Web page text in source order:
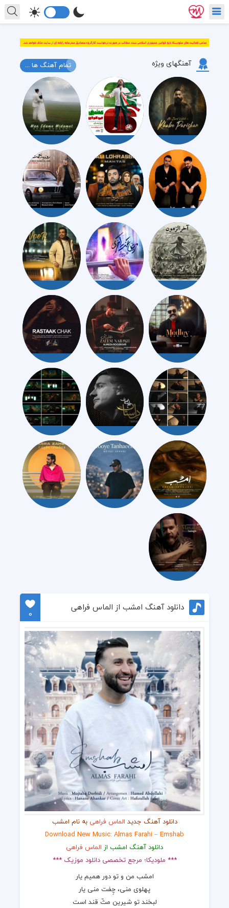
آهنگهای ویژه تمام آهنگ ها ...
دانلود آهنگ امشب از الماس فراهی
0
دانلود آهنگ جدید الماس فراهی به نام امشب
Download New Music: Almas Farahi – Emshab
دانلود آهنگ امشب از الماس فراهی
*** ملودیکا؛ مرجع تخصصی دانلود موزیک ***
امشب من و تو دور همیم یار
پهلوی منی، چِفت منی یار
لبخند تو شیرین مثّ قند است